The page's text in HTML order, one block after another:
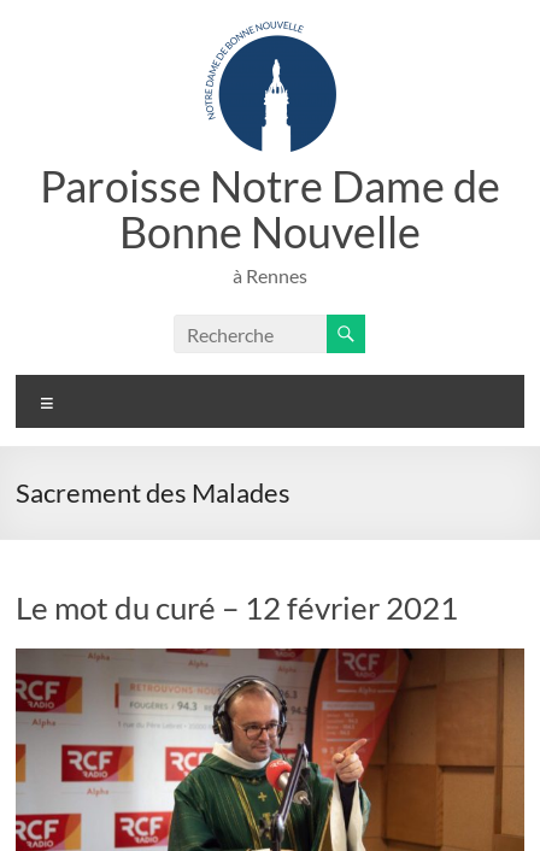
Paroisse Notre Dame de
Bonne Nouvelle
à Rennes
Sacrement des Malades
Le mot du curé – 12 février 2021